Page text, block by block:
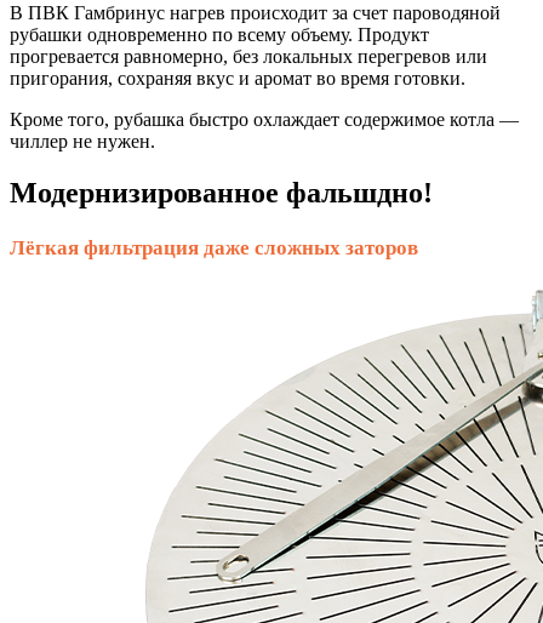
В ПВК Гамбринус нагрев происходит за счет пароводяной
рубашки одновременно по всему объему. Продукт
прогревается равномерно, без локальных перегревов или
пригорания, сохраняя вкус и аромат во время готовки.
Кроме того, рубашка быстро охлаждает содержимое котла —
чиллер не нужен.
Модернизированное фальшдно!
Лёгкая фильтрация даже сложных заторов